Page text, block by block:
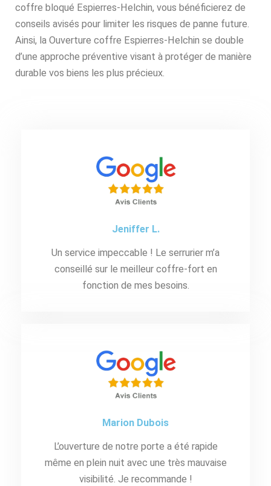
coffre bloqué Espierres-Helchin, vous bénéficierez de
conseils avisés pour limiter les risques de panne future.
Ainsi, la Ouverture coffre Espierres-Helchin se double
d’une approche préventive visant à protéger de manière
durable vos biens les plus précieux.
Jeniffer L.
Un service impeccable ! Le serrurier m’a
conseillé sur le meilleur coffre-fort en
fonction de mes besoins.
Marion Dubois
L’ouverture de notre porte a été rapide
même en plein nuit avec une très mauvaise
visibilité. Je recommande !